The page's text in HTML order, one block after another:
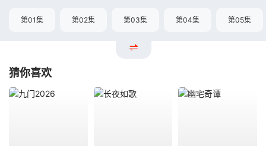
第01集 第02集 第03集 第04集 第05集
猜你喜欢